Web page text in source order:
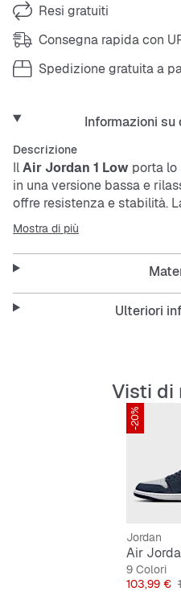
Resi gratuiti
Consegna rapida con
Spedizione gratuita a
Informazioni
Descrizione
IlAir Jordan 1 Low porta
in una versione bassa e
offre resistenza e stabilità.
garantisce una calzata
abbina facilmente a qualsiasi
Calzata stabilizzante
Taglio basso comodo
Chiusura classica
Design distintivo e
Mostra di più
Ulteriori
Visti di
-20%
Jordan
Air
9 Colori
Prezzo
103,99 €